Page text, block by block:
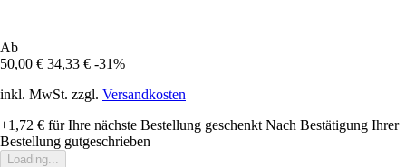
Ab
50,00 € 34,33 € -31%
inkl. MwSt. zzgl. Versandkosten
+1,72 € für Ihre nächste Bestellung geschenkt Nach Bestätigung Ihrer
Bestellung gutgeschrieben
Loading...